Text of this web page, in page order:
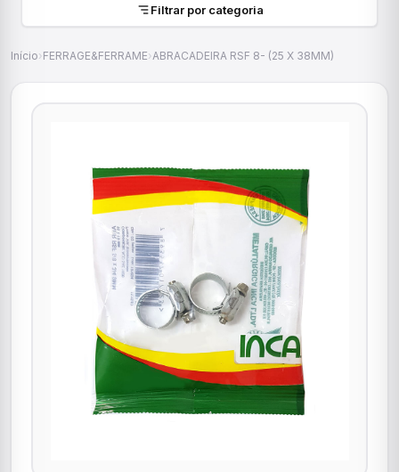
Filtrar por categoria
Início›FERRAGE&FERRAME›ABRACADEIRA RSF 8- (25 X 38MM)